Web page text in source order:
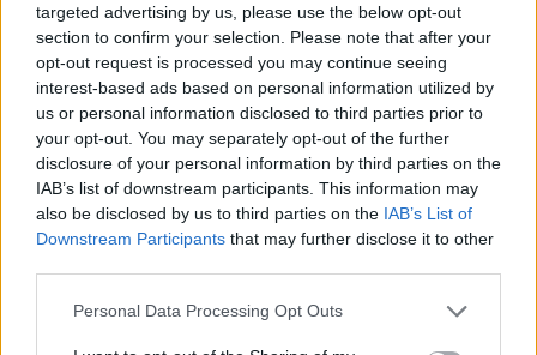
targeted advertising by us, please use the below opt-out
section to confirm your selection. Please note that after your
opt-out request is processed you may continue seeing
interest-based ads based on personal information utilized by
us or personal information disclosed to third parties prior to
your opt-out. You may separately opt-out of the further
disclosure of your personal information by third parties on the
IAB’s list of downstream participants. This information may
also be disclosed by us to third parties on the IAB’s List of
Downstream Participants that may further disclose it to other
Personal Data Processing Opt Outs
- Ką tik gavote „L‘Oreal Baltic – UNESCO“ stipendiją
„Mokslo moterims“. Tai reikšminga paspirtis
tolesniems darbams?
- Didžiulis įvertinimas, kad mane nominavo šiam
apdovanojimui. Pati premija – daugiau simbolinė, ją
mokslinių tyrimų. Daugiau moterų baigia doktorantūrą